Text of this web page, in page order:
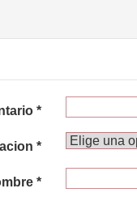
*
*
*